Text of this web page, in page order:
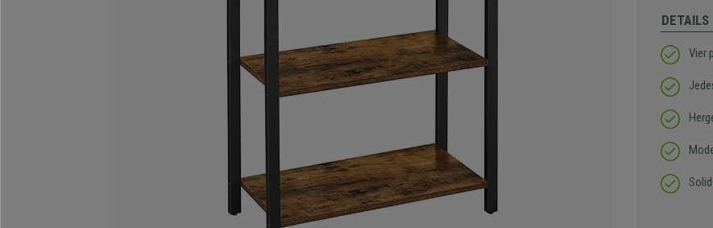
DETAILS
Vier